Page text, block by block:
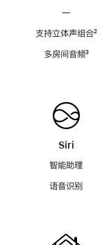
—
支持立体声组合脚
²
多房间音频脚
³
Siri
智能助理
语音识别